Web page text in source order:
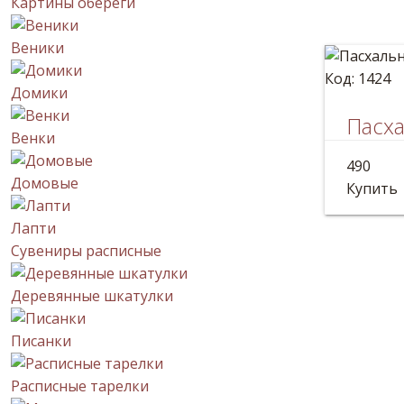
Веники
Домики
Венки
Домовые
Лапти
Сувениры расписные
Деревянные шкатулки
Писанки
Расписные тарелки
Код: 1424
Размер:
490
Купить